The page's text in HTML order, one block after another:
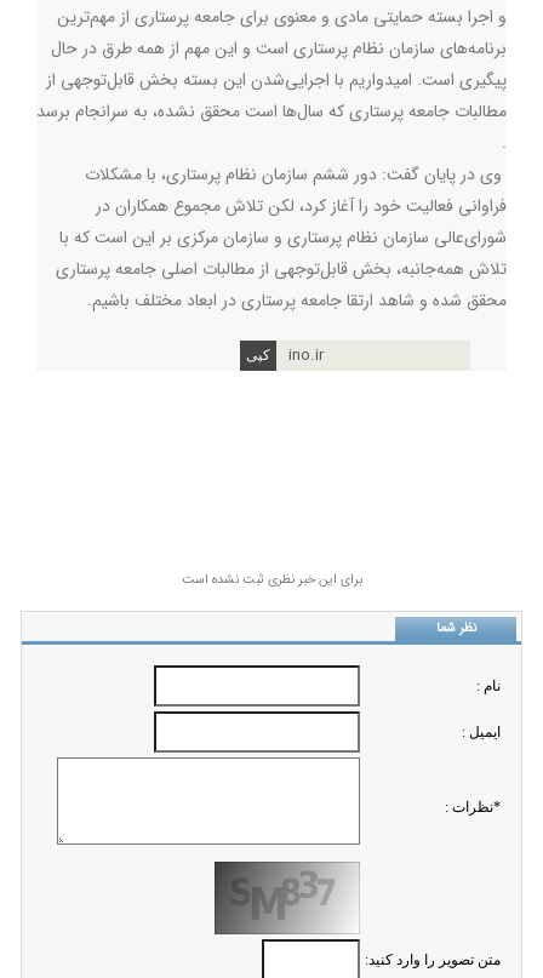
و اجرا بسته حمایتی مادی و معنوی برای جامعه پرستاری از مهم‌ترین
برنامه‌های سازمان نظام پرستاری است و این مهم از همه طرق در حال
پیگیری است. امیدواریم با اجرایی‌شدن این بسته بخش قابل‌توجهی از
مطالبات جامعه پرستاری که سال‌ها است محقق نشده، به سرانجام برسد
.
وی در پایان گفت: دور ششم سازمان نظام پرستاری، با مشکلات
فراوانی فعالیت خود را آغاز کرد، لکن تلاش مجموع همکاران در
شورای‌عالی سازمان نظام پرستاری و سازمان مرکزی بر این است که با
تلاش همه‌جانبه، بخش قابل‌توجهی از مطالبات اصلی جامعه پرستاری
محقق شده و شاهد ارتقا جامعه پرستاری در ابعاد مختلف باشیم.
ino.ir
برای این خبر نظری ثبت نشده است
نظر شما
نام :
ايميل :
*نظرات :
متن تصویر را وارد کنید: